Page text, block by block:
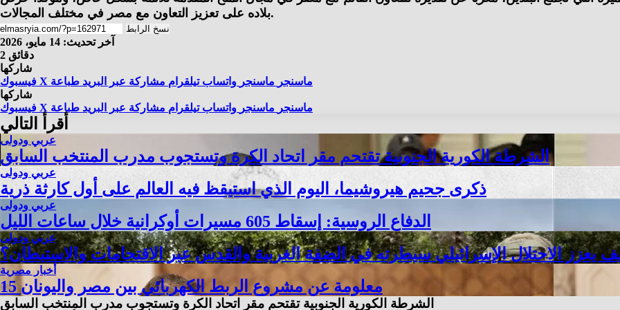
بلاده على تعزيز التعاون مع مصر في مختلف المجالات.
نسخ الرابط
آخر تحديث: 14 مايو، 2026
2 دقائق
شاركها
فيسبوك X ماسنجر ماسنجر واتساب تيلقرام مشاركة عبر البريد طباعة
شاركها
فيسبوك X ماسنجر ماسنجر واتساب تيلقرام مشاركة عبر البريد طباعة
أقرأ التالي
عربي ودولى
الشرطة الكورية الجنوبية تقتحم مقر اتحاد الكرة وتستجوب مدرب المنتخب السابق
عربي ودولى
ذكرى جحيم هيروشيما، اليوم الذي استيقظ فيه العالم على أول كارثة ذرية
عربي ودولى
الدفاع الروسية: إسقاط 605 مسيرات أوكرانية خلال ساعات الليل
عربي ودولى
يعزز الاحتلال الإسرائيلي سيطرته في الضفة الغربية والقدس عبر الاقتحامات والاستيطان؟
أخبار مصرية
15 معلومة عن مشروع الربط الكهربائي بين مصر واليونان
الشرطة الكورية الجنوبية تقتحم مقر اتحاد الكرة وتستجوب مدرب المنتخب السابق